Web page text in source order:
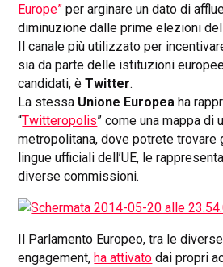
Europe” per arginare un dato di
diminuzione dalle prime elezioni del
Il canale più utilizzato per
sia da parte delle istituzioni
candidati, èTwitter.
La stessa Unione Europea ha
“Twitteropolis” come una mappa di
metropolitana, dove potrete trovare
lingue ufficiali dell’UE, le
diverse commissioni.
Il Parlamento Europeo, tra le
engagement, ha attivato dai propri